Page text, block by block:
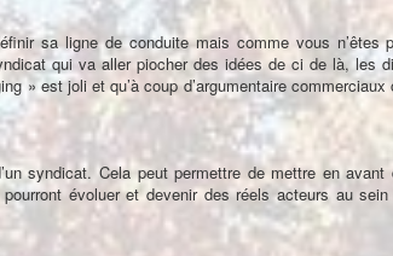
sa ligne de conduite mais comme vous n’êtes
qui va aller piocher des idées de ci de là, les
» est joli et qu’à coup d’argumentaire
syndicat. Cela peut permettre de mettre en
évoluer et devenir des réels acteurs au